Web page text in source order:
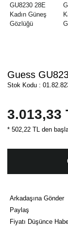
Guess
Stok Kodu :
3.013,33
* 502,22 TL den
Arkadaşına Gönder
Paylaş
Fiyatı Düşünce